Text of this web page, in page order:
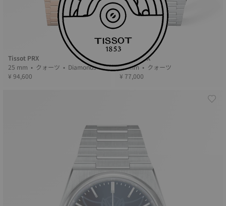
Tissot PRX
25 mm • クォーツ • Diamonds
¥ 94,600
Tissot PRX
35 mm • クォーツ
¥ 77,000